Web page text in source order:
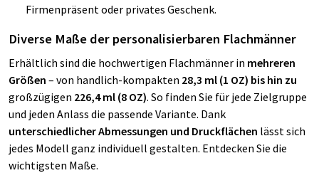
Firmenpräsent oder privates Geschenk.
Diverse Maße der personalisierbaren Flachmänner
Erhältlich sind die hochwertigen Flachmänner in mehreren
Größen – von handlich-kompakten 28,3 ml (1 OZ) bis hin zu
großzügigen 226,4 ml (8 OZ). So finden Sie für jede Zielgruppe
und jeden Anlass die passende Variante. Dank
unterschiedlicher Abmessungen und Druckflächen lässt sich
jedes Modell ganz individuell gestalten. Entdecken Sie die
wichtigsten Maße.